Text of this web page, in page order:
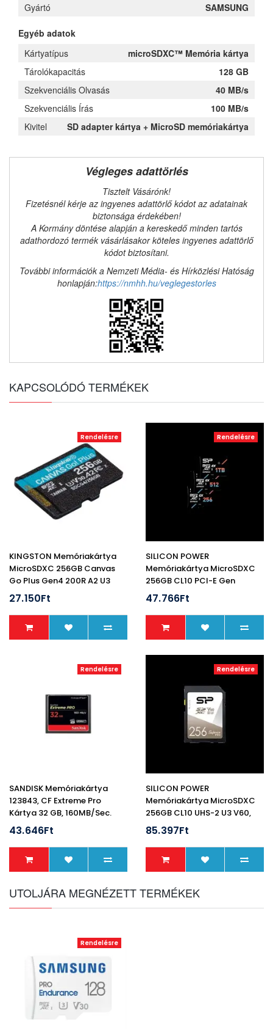
Gyártó
SAMSUNG
Egyéb adatok
Kártyatípus
microSDXC™ Memória kártya
Tárolókapacitás
128 GB
Szekvenciális Olvasás
40 MB/s
Szekvenciális Írás
100 MB/s
Kivitel
SD adapter kártya + MicroSD memóriakártya
Végleges adattörlés
Tisztelt Vásárónk!
Fizetésnél kérje az ingyenes adattörlő kódot az adatainak
biztonsága érdekében!
A Kormány döntése alapján a kereskedő minden tartós
adathordozó termék vásárlásakor köteles ingyenes adattörlő
kódot biztosítani.
További információk a Nemzeti Média- és Hírközlési Hatóság
honlapján:https://nmhh.hu/veglegestorles
KAPCSOLÓDÓ TERMÉKEK
Rendelésre
KINGSTON Memóriakártya
MicroSDXC 256GB Canvas
Go Plus Gen4 200R A2 U3
V30 Adapter Nélkül
27.150Ft
Rendelésre
SILICON POWER
Memóriakártya MicroSDXC
256GB CL10 PCI-E Gen
3x1/UHS-I U3 V30 A1, Hypera
47.766Ft
Rendelésre
SANDISK Memóriakártya
123843, CF Extreme Pro
Kártya 32 GB, 160MB/sec.
43.646Ft
Rendelésre
SILICON POWER
Memóriakártya MicroSDXC
256GB CL10 UHS-2 U3 V60,
Superior Pro 4K
85.397Ft
UTOLJÁRA MEGNÉZETT TERMÉKEK
Rendelésre